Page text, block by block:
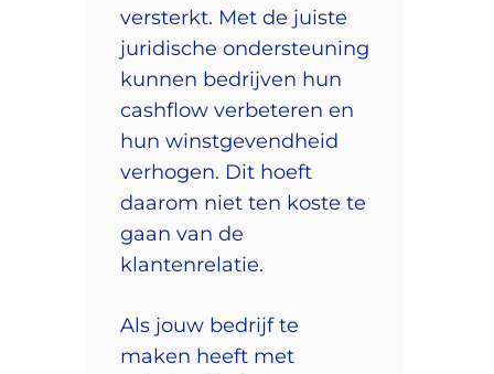
versterkt. Met de juiste
juridische ondersteuning
kunnen bedrijven hun
cashflow verbeteren en
hun winstgevendheid
verhogen. Dit hoeft
daarom niet ten koste te
gaan van de
klantenrelatie.
Als jouw bedrijf te
maken heeft met